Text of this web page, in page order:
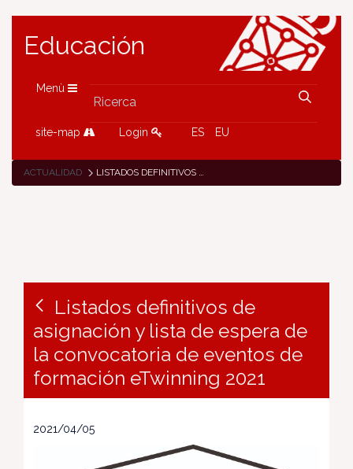
Educación
Menù
site-map Login ES EU
ACTUALIDAD LISTADOS DEFINITIVOS DE ASIGNACIÓN Y LISTA DE ESPERA DE LA CONVOCATORIA DE EVENTOS DE FORMACIÓN ETWINNING 2021
Listados definitivos de
asignación y lista de espera de
la convocatoria de eventos de
formación eTwinning 2021
2021/04/05